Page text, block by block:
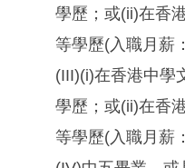
學歷；或(ii)在香
等學歷(入職月薪
(III)(i)在香港中學
學歷；或(ii)在香
等學歷(入職月薪